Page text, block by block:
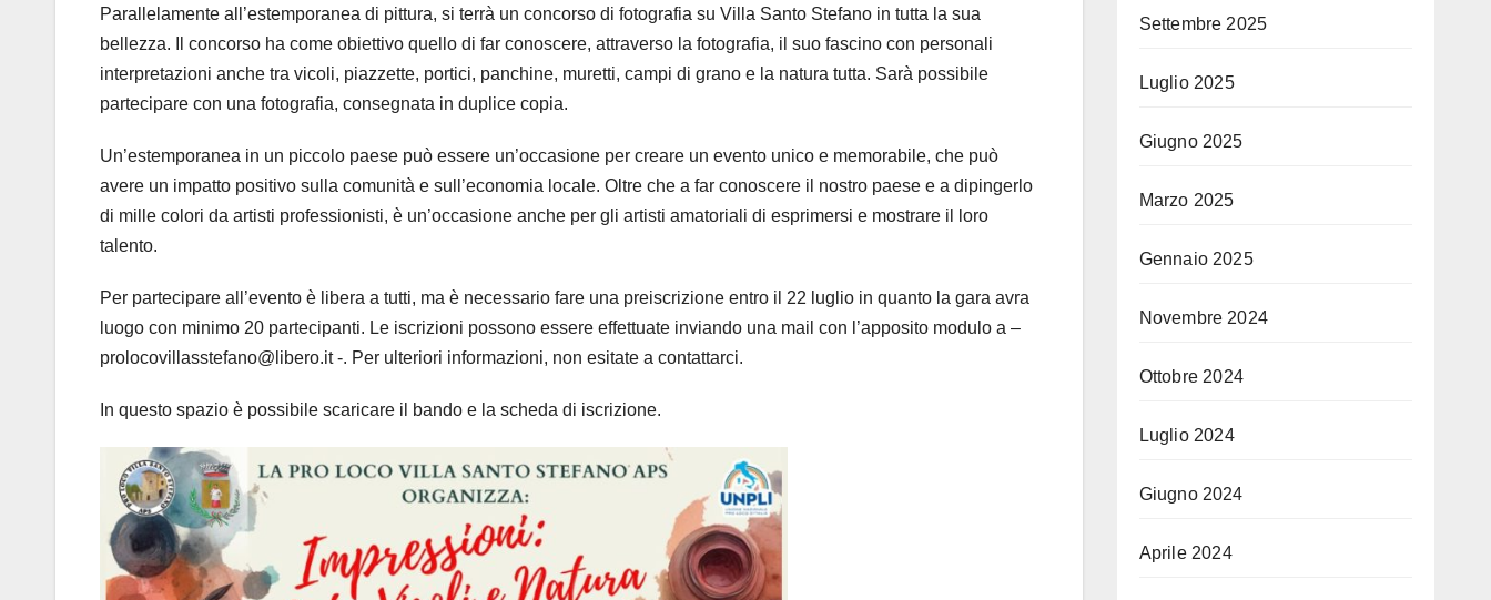
Parallelamente all’estemporanea di pittura, si terrà un concorso di fotografia su Villa Santo Stefano in tutta la sua
bellezza. Il concorso ha come obiettivo quello di far conoscere, attraverso la fotografia, il suo fascino con personali
interpretazioni anche tra vicoli, piazzette, portici, panchine, muretti, campi di grano e la natura tutta. Sarà possibile
partecipare con una fotografia, consegnata in duplice copia.
Un’estemporanea in un piccolo paese può essere un’occasione per creare un evento unico e memorabile, che può
avere un impatto positivo sulla comunità e sull’economia locale. Oltre che a far conoscere il nostro paese e a dipingerlo
di mille colori da artisti professionisti, è un’occasione anche per gli artisti amatoriali di esprimersi e mostrare il loro
talento.
Per partecipare all’evento è libera a tutti, ma è necessario fare una preiscrizione entro il 22 luglio in quanto la gara avra
luogo con minimo 20 partecipanti. Le iscrizioni possono essere effettuate inviando una mail con l’apposito modulo a –
prolocovillasstefano@libero.it -. Per ulteriori informazioni, non esitate a contattarci.
In questo spazio è possibile scaricare il bando e la scheda di iscrizione.
Settembre 2025
Luglio 2025
Giugno 2025
Marzo 2025
Gennaio 2025
Novembre 2024
Ottobre 2024
Luglio 2024
Giugno 2024
Aprile 2024